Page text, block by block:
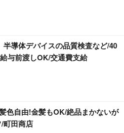
半導体デバイスの品質検査など/40
与前渡しOK/交通費支給
色自由!金髪もOK/絶品まかないが
町田商店